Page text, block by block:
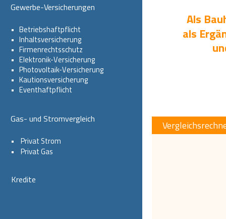
Als
als
Gewerbe-Versicherungen
• Betriebshaftpflicht
• Inhaltsversicherung
• Firmenrechtsschutz
• Elektronik-Versicherung
• Photovoltaik-Versicherung
• Kautionsversicherung
• Eventhaftpflicht
Gas- und Stromvergleich
• Privat Strom
• Privat Gas
Kredite